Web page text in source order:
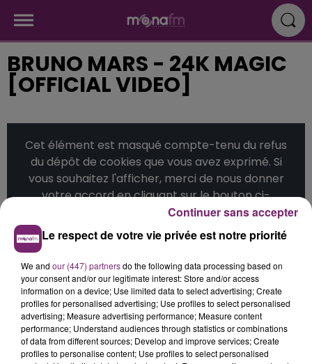
BRUNO MARS - 24K MAGIC
[OFFICIAL VIDEO]
Cet élément est masqué compte-tenu du refus
du dépôt de cookies que vous avez exprimé. Si
vous souhaitez l'afficher, merci de nous donner
votre accord en cliquant sur le bouton ci-
dessous.
Afficher l'élément
Publié : 10 janvier 2017 à 10h13
Get the new album '24K Magic' out
now:https://brunom.rs/24kMagic
Le respect de votre vie privée est notre priorité
We and our (447) partnersdo the following data processing based on
your consent and/or our legitimate interest: Store and/or access
information on a device; Use limited data to select advertising; Create
profiles for personalised advertising; Use profiles to select personalised
advertising; Measure advertising performance; Measure content
performance; Understand audiences through statistics or combinations
of data from different sources; Develop and improve services; Create
profiles to personalise content; Use profiles to select personalised
Continuer sans accepter